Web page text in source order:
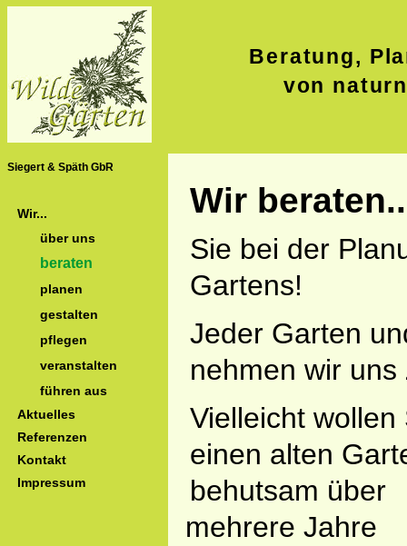
Beratung,
von
Siegert & Späth GbR
Wir...
über uns
beraten
planen
gestalten
pflegen
veranstalten
führen aus
Aktuelles
Referenzen
Kontakt
Impressum
Wir
Sie bei der
Gartens!
Jeder Garten
nehmen wir
Vielleicht wollen
einen alten
behutsam über
mehrere Jahre